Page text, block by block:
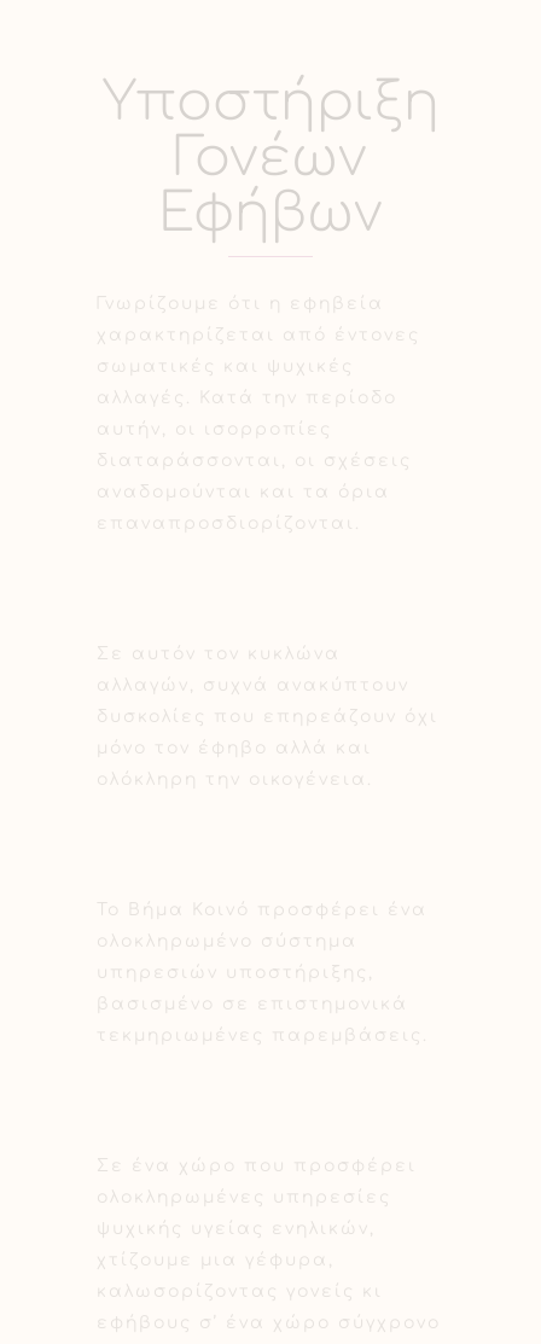
Υποστήριξη
Γονέων
Εφήβων
Γνωρίζουμε ότι η εφηβεία
χαρακτηρίζεται από έντονες
σωματικές και ψυχικές
αλλαγές. Κατά την περίοδο
αυτήν, οι ισορροπίες
διαταράσσονται, οι σχέσεις
αναδομούνται και τα όρια
επαναπροσδιορίζονται.
Σε αυτόν τον κυκλώνα
αλλαγών, συχνά ανακύπτουν
δυσκολίες που επηρεάζουν όχι
μόνο τον έφηβο αλλά και
ολόκληρη την οικογένεια.
Το Βήμα Κοινό προσφέρει ένα
ολοκληρωμένο σύστημα
υπηρεσιών υποστήριξης,
βασισμένο σε επιστημονικά
τεκμηριωμένες παρεμβάσεις.
Σε ένα χώρο που προσφέρει
ολοκληρωμένες υπηρεσίες
ψυχικής υγείας ενηλικών,
χτίζουμε μια γέφυρα,
καλωσορίζοντας γονείς κι
εφήβους σ’ ένα χώρο σύγχρονο